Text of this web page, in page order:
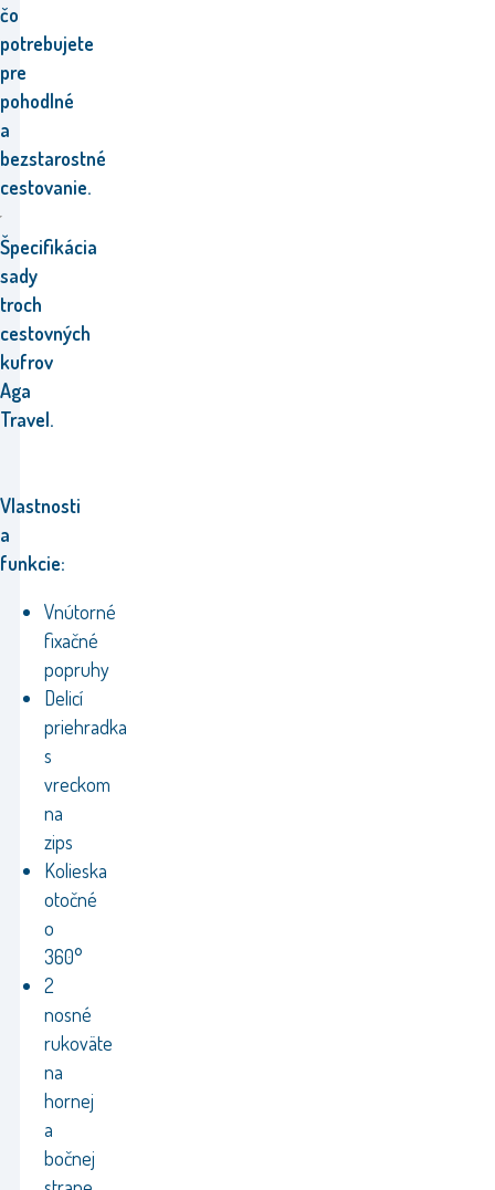
čo
potrebujete
pre
pohodlné
a
bezstarostné
cestovanie.
Špecifikácia
sady
troch
cestovných
kufrov
Aga
Travel.
Vlastnosti
a
funkcie:
Vnútorné
fixačné
popruhy
Delicí
priehradka
s
vreckom
na
zips
Kolieska
otočné
o
360°
2
nosné
rukoväte
na
hornej
a
bočnej